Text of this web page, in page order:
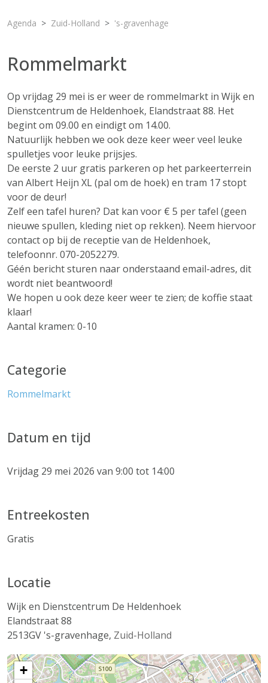
Agenda Zuid-Holland 's-gravenhage
Rommelmarkt
Op vrijdag 29 mei is er weer de rommelmarkt in Wijk en
Dienstcentrum de Heldenhoek, Elandstraat 88. Het
begint om 09.00 en eindigt om 14.00.
Natuurlijk hebben we ook deze keer weer veel leuke
spulletjes voor leuke prijsjes.
De eerste 2 uur gratis parkeren op het parkeerterrein
van Albert Heijn XL (pal om de hoek) en tram 17 stopt
voor de deur!
Zelf een tafel huren? Dat kan voor € 5 per tafel (geen
nieuwe spullen, kleding niet op rekken). Neem hiervoor
contact op bij de receptie van de Heldenhoek,
telefoonnr. 070-2052279.
Géén bericht sturen naar onderstaand email-adres, dit
wordt niet beantwoord!
We hopen u ook deze keer weer te zien; de koffie staat
klaar!
Aantal kramen: 0-10
Categorie
Rommelmarkt
Datum en tijd
Vrijdag 29 mei 2026 van 9:00 tot 14:00
Entreekosten
Gratis
Locatie
Wijk en Dienstcentrum De Heldenhoek
Elandstraat 88
2513GV 's-gravenhage, Zuid-Holland
+